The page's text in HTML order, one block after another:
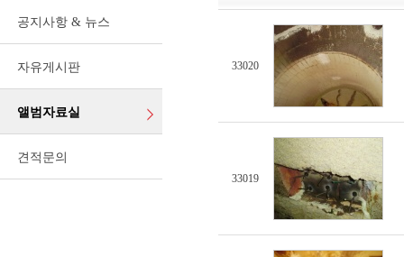
공지사항 & 뉴스
자유게시판
앨범자료실
견적문의
33020
33019